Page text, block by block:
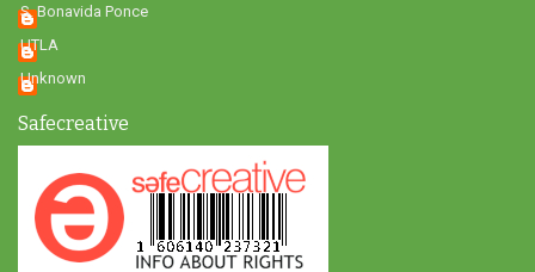
S. Bonavida Ponce
UTLA
Unknown
Safecreative